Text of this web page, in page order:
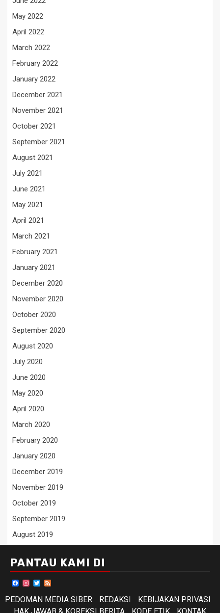
May 2022
April 2022
March 2022
February 2022
January 2022
December 2021
November 2021
October 2021
September 2021
August 2021
July 2021
June 2021
May 2021
April 2021
March 2021
February 2021
January 2021
December 2020
November 2020
October 2020
September 2020
August 2020
July 2020
June 2020
May 2020
April 2020
March 2020
February 2020
January 2020
December 2019
November 2019
October 2019
September 2019
August 2019
PANTAU KAMI DI
Facebook
Instagram
Twitter
PEDOMAN MEDIA SIBER
REDAKSI
KEBIJAKAN PRIVASI